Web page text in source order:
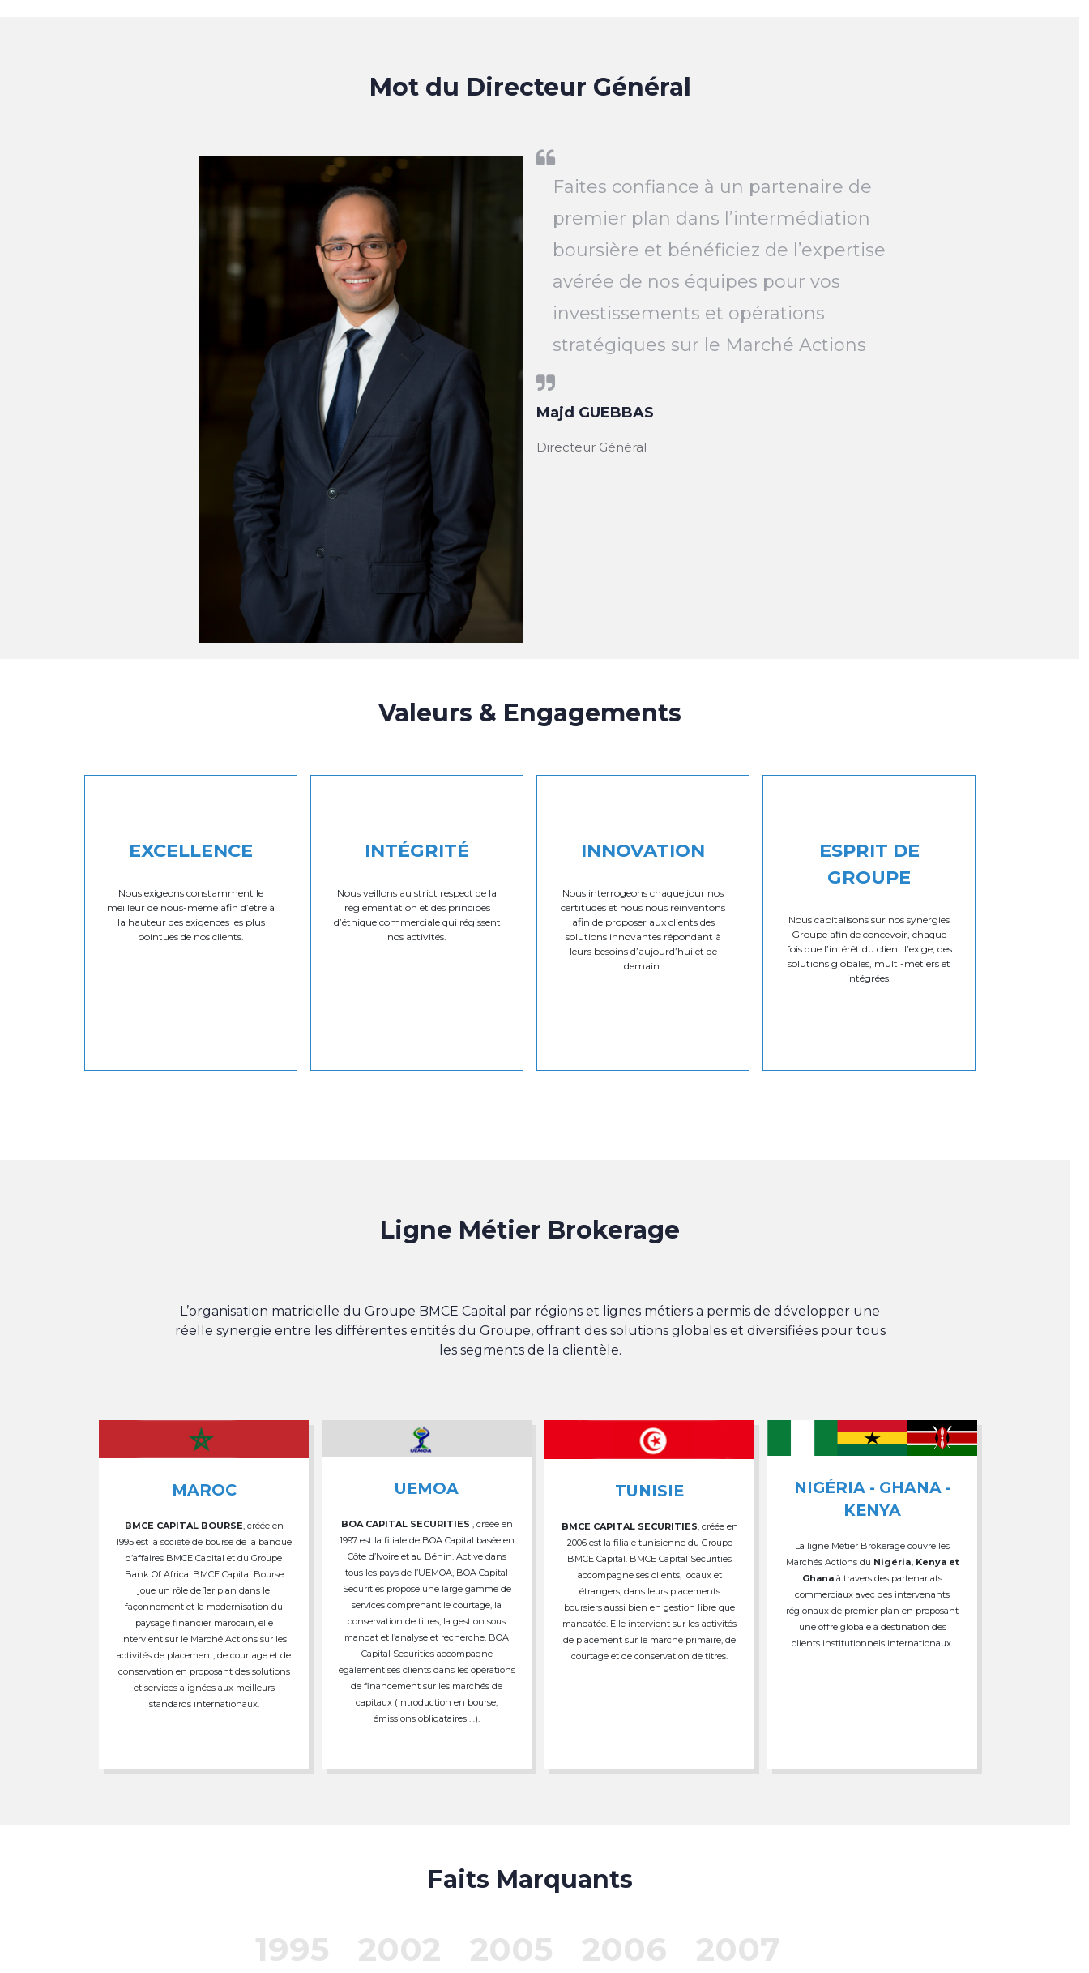
Mot du Directeur Général
Faites confiance à un partenaire de
premier plan dans l’intermédiation
boursière et bénéficiez de l’expertise
avérée de nos équipes pour vos
investissements et opérations
stratégiques sur le Marché Actions
Majd GUEBBAS
Directeur Général
Valeurs & Engagements
EXCELLENCE
Nous exigeons constamment le
meilleur de nous-même afin d’être à
la hauteur des exigences les plus
pointues de nos clients.
INTÉGRITÉ
Nous veillons au strict respect de la
réglementation et des principes
d’éthique commerciale qui régissent
nos activités.
INNOVATION
Nous interrogeons chaque jour nos
certitudes et nous nous réinventons
afin de proposer aux clients des
solutions innovantes répondant à
leurs besoins d’aujourd’hui et de
demain.
ESPRIT DE
GROUPE
Nous capitalisons sur nos synergies
Groupe afin de concevoir, chaque
fois que l’intérêt du client l’exige, des
solutions globales, multi-métiers et
intégrées.
Ligne Métier Brokerage
L’organisation matricielle du Groupe BMCE Capital par régions et lignes métiers a permis de développer une
réelle synergie entre les différentes entités du Groupe, offrant des solutions globales et diversifiées pour tous
les segments de la clientèle.
MAROC
BMCE CAPITAL BOURSE , créée en
1995 est la société de bourse de la banque
d’affaires BMCE Capital et du Groupe
Bank Of Africa. BMCE Capital Bourse
joue un rôle de 1er plan dans le
façonnement et la modernisation du
paysage financier marocain, elle
intervient sur le Marché Actions sur les
activités de placement, de courtage et de
conservation en proposant des solutions
et services alignées aux meilleurs
standards internationaux.
UEMOA
BOA CAPITAL SECURITIES , créée en
1997 est la filiale de BOA Capital basée en
Côte d’Ivoire et au Bénin. Active dans
tous les pays de l’UEMOA, BOA Capital
Securities propose une large gamme de
services comprenant le courtage, la
conservation de titres, la gestion sous
mandat et l’analyse et recherche. BOA
Capital Securities accompagne
également ses clients dans les opérations
de financement sur les marchés de
capitaux (introduction en bourse,
émissions obligataires …).
TUNISIE
BMCE CAPITAL SECURITIES , créée en
2006 est la filiale tunisienne du Groupe
BMCE Capital. BMCE Capital Securities
accompagne ses clients, locaux et
étrangers, dans leurs placements
boursiers aussi bien en gestion libre que
mandatée. Elle intervient sur les activités
de placement sur le marché primaire, de
courtage et de conservation de titres.
NIGÉRIA - GHANA -
KENYA
La ligne Métier Brokerage couvre les
Marchés Actions du Nigéria, Kenya et
Ghana à travers des partenariats
commerciaux avec des intervenants
régionaux de premier plan en proposant
une offre globale à destination des
clients institutionnels internationaux.
Faits Marquants
1995 2002 2005 2006 2007